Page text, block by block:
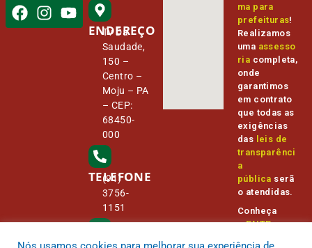
ENDEREÇO
Tv Da
Saudade,
150 –
Centro –
Moju – PA
– CEP:
68450-
000
TELEFONE
(91)
3756-
1151
ma para
prefeituras!
Realizamos
uma assesso
ria completa,
onde
garantimos
em contrato
que todas as
exigências
das leis de
transparênci
a
pública serã
o atendidas.
Conheça
oPNTPe